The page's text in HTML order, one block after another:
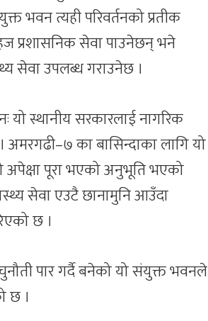
भवन त्यही परिवर्तनको प्रतीक
प्रशासनिक सेवा पाउनेछन् भने
सेवा उपलब्ध गराउनेछ ।
स्थानीय सरकारलाई नागरिक
अमरगढी–७ का बासिन्दाका लागि यो
अपेक्षा पूरा भएको अनुभूति भएको
सेवा एउटै छानामुनि आउँदा
छ ।
पार गर्दै बनेको यो संयुक्त भवनले
छ ।